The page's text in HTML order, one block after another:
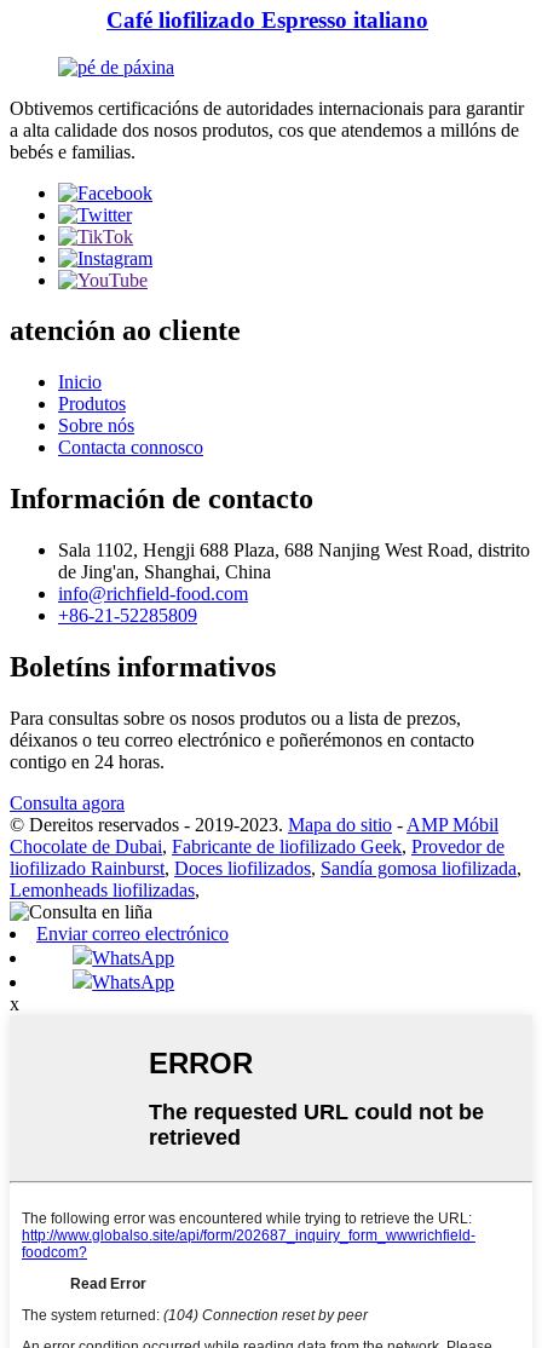
Café liofilizado Espresso italiano
Obtivemos certificacións de autoridades internacionais para garantir
a alta calidade dos nosos produtos, cos que atendemos a millóns de
bebés e familias.
atención ao cliente
Inicio
Produtos
Sobre nós
Contacta connosco
Información de contacto
Sala 1102, Hengji 688 Plaza, 688 Nanjing West Road, distrito
de Jing'an, Shanghai, China
info@richfield-food.com
+86-21-52285809
Boletíns informativos
Para consultas sobre os nosos produtos ou a lista de prezos,
déixanos o teu correo electrónico e poñerémonos en contacto
contigo en 24 horas.
Consulta agora
© Dereitos reservados - 2019-2023. Mapa do sitio - AMP Móbil
Chocolate de Dubai, Fabricante de liofilizado Geek, Provedor de
liofilizado Rainburst, Doces liofilizados, Sandía gomosa liofilizada,
Lemonheads liofilizadas,
Enviar correo electrónico
WhatsApp
WhatsApp
x